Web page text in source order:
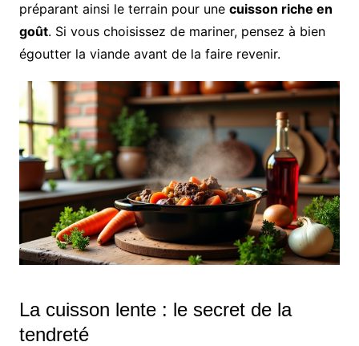
préparant ainsi le terrain pour une cuisson riche en
goût. Si vous choisissez de mariner, pensez à bien
égoutter la viande avant de la faire revenir.
La cuisson lente : le secret de la
tendreté